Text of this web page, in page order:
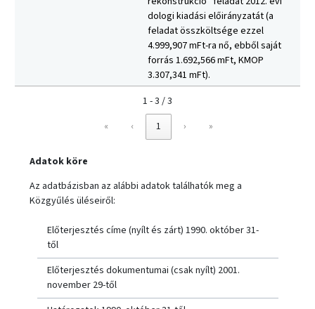
dologi kiadási előirányzatát (a
feladat összköltsége ezzel
4.999,907 mFt-ra nő, ebből saját
forrás 1.692,566 mFt, KMOP
3.307,341 mFt).
1 - 3 / 3
«
‹ 1 › »
Adatok köre
Az adatbázisban az alábbi adatok találhatók meg a
Közgyűlés üléseiről:
Előterjesztés címe (nyílt és zárt) 1990. október 31-
től
Előterjesztés dokumentumai (csak nyílt) 2001.
november 29-től